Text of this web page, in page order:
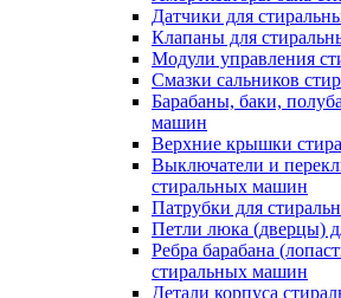
Датчики для
Клапаны для
Модули управления
Смазки сальников
Барабаны, баки,
машин
Верхние крышки
Выключатели и
стиральных машин
Патрубки для
Петли люка (дверцы)
Ребра барабана
стиральных машин
Детали корпуса